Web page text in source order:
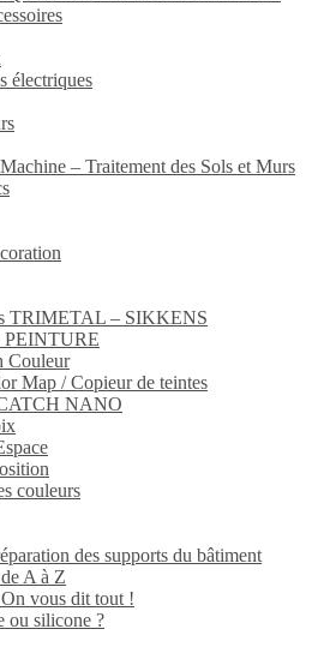
électriques
– Traitement des Sols et Murs
TRIMETAL – SIKKENS
Couleur
Map / Copieur de teintes
NANO
couleurs
des supports du bâtiment
A à Z
vous dit tout !
ou silicone ?